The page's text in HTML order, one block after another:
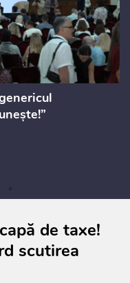
de taxe!
scutirea